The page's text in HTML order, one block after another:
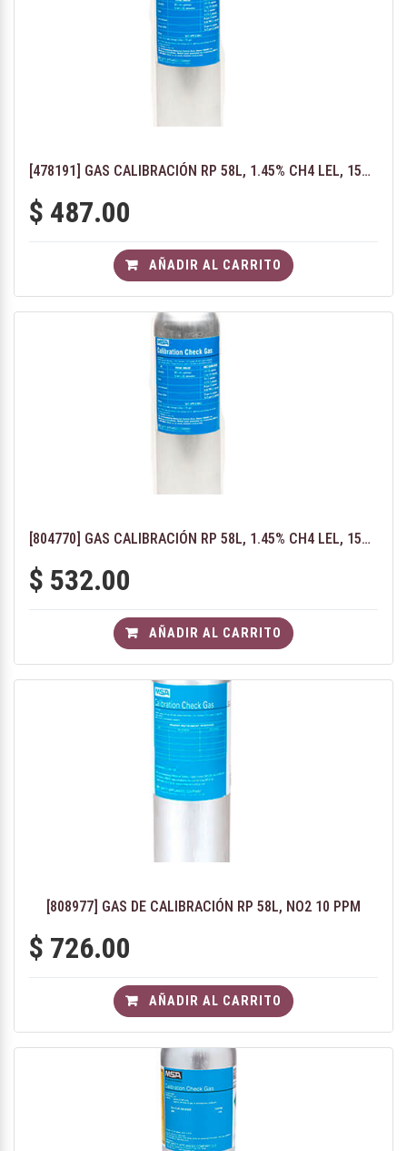
[478191] GAS CALIBRACIÓN RP 58L, 1.45% CH4 LEL, 15% O2, 60PPM CO
$ 487.00
AÑADIR AL CARRITO
[804770] GAS CALIBRACIÓN RP 58L, 1.45% CH4 LEL, 15% O2, 300 CO, 10 H2S
$ 532.00
AÑADIR AL CARRITO
[808977] GAS DE CALIBRACIÓN RP 58L, NO2 10 PPM
$ 726.00
AÑADIR AL CARRITO